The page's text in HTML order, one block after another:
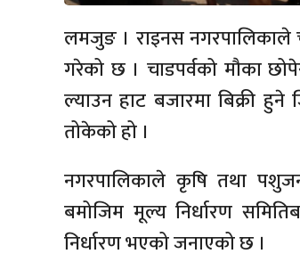
लमजुङ । राइनस नगरपालिकाले
गरेको छ । चाडपर्वको मौका
ल्याउन हाट बजारमा बिक्री
तोकेको हो ।
नगरपालिकाले कृषि तथा
बमोजिम मूल्य निर्धारण
निर्धारण भएको जनाएको छ ।